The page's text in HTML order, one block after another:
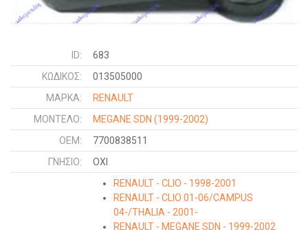
ID:
683
ΚΩΔΙΚΌΣ:
013505000
ΜΑΡΚΑ:
RENAULT
ΜΟΝΤΕΛΟ:
MEGANE SDN (1999-2002)
OEM:
7700838511
ΓΝΉΣΙΟ:
ΟΧΙ
RENAULT - CLIO - 1998-2001
RENAULT - CLIO 01-06/CAMPUS
04-/THALIA - 2001-
RENAULT - MEGANE SDN - 1999-2002